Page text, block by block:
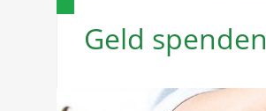
Geld spenden